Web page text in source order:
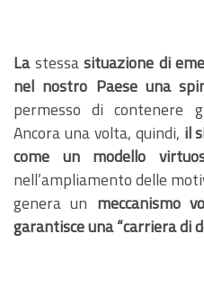
Lastessasituazione di
nel nostro Paese una
permesso di contenere
Ancora una volta, quindi, il
come un modello
nell’ampliamento delle
genera un meccanismo
garantisce una “carriera di